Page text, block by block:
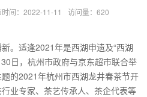
时间：2022-11-11 访问量：620
。适逢2021年是西湖申遗及“西湖
日，杭州市政府与京东超市联合举
的2021年杭州市西湖龙井春茶节开
业专家、茶艺传承人、茶企代表等